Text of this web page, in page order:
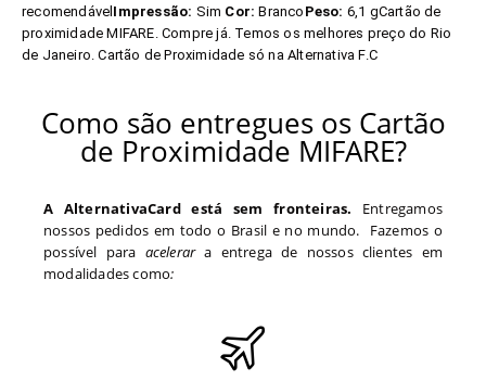
recomendável Impressão: Sim Cor: Branco Peso: 6,1 gCartão de
proximidade MIFARE. Compre já. Temos os melhores preço do Rio
de Janeiro. Cartão de Proximidade só na Alternativa F.C
Como são entregues os Cartão
de Proximidade MIFARE?
A AlternativaCard está sem fronteiras. Entregamos
nossos pedidos em todo o Brasil e no mundo. Fazemos o
possível para acelerara entrega de nossos clientes em
modalidades como: